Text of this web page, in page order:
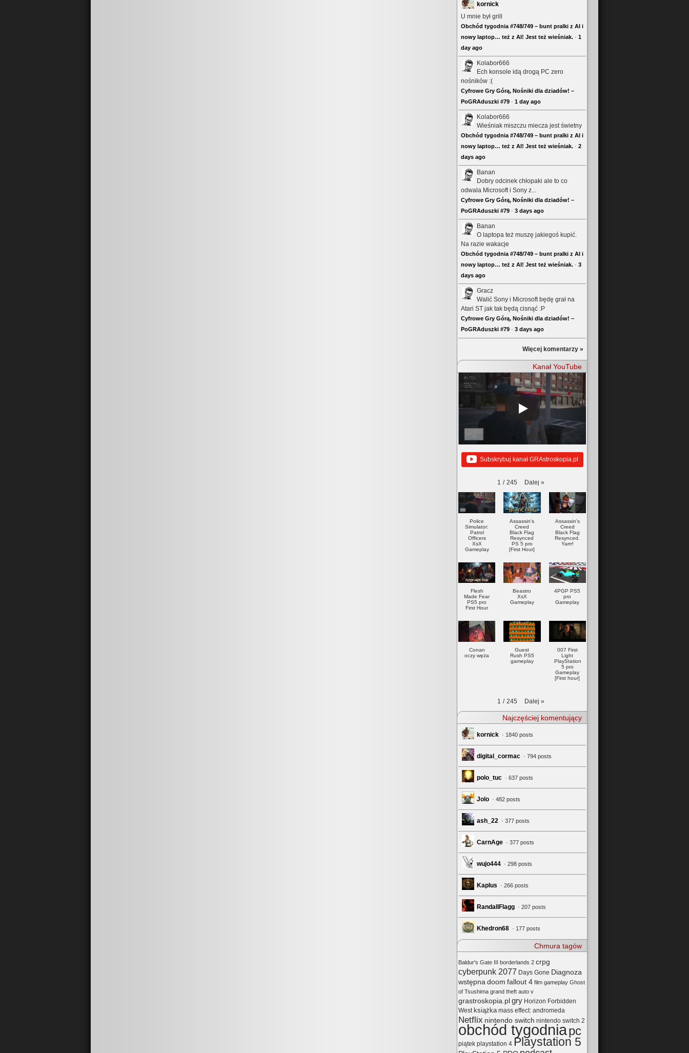
kornick
U mnie był grill
Obchód tygodnia #748/749 – bunt pralki z AI i
nowy laptop… też z AI! Jest też wieśniak. · 1
day ago
Kolabor666
Ech konsole idą drogą PC zero
nośników :(
Cyfrowe Gry Górą, Nośniki dla dziadów! –
PoGRAduszki #79 · 1 day ago
Kolabor666
Wieśniak miszczu miecza jest świetny
Obchód tygodnia #748/749 – bunt pralki z AI i
nowy laptop… też z AI! Jest też wieśniak. · 2
days ago
Banan
Dobry odcinek chłopaki ale to co
odwala Microsoft i Sony z...
Cyfrowe Gry Górą, Nośniki dla dziadów! –
PoGRAduszki #79 · 3 days ago
Banan
O laptopa też muszę jakiegoś kupić.
Na razie wakacje
Obchód tygodnia #748/749 – bunt pralki z AI i
nowy laptop… też z AI! Jest też wieśniak. · 3
days ago
Gracz
Walić Sony i Microsoft będę grał na
Atari ST jak tak będą cisnąć :P
Cyfrowe Gry Górą, Nośniki dla dziadów! –
PoGRAduszki #79 · 3 days ago
Więcej komentarzy »
Kanał YouTube
Subskrybuj kanał GRAstroskopia.pl
1 / 245 Dalej »
Police
Simulator:
Patrol
Officers
XsX
Gameplay
Assassin's
Creed
Black Flag
Resynced
PS 5 pro
[First Hour]
Assassin's
Creed
Black Flag
Resynced.
Yarrr!
Flesh
Made Fear
PS5 pro
First Hour
Beastro
XsX
Gameplay
4PGP PS5
pro
Gameplay
Conan
oczy węża
Guest
Rush PS5
gameplay
007 First
Light
PlayStation
5 pro
Gameplay
[First hour]
1 / 245 Dalej »
Najczęściej komentujący
kornick · 1840 posts
digital_cormac · 794 posts
polo_tuc · 637 posts
Jolo · 482 posts
ash_22 · 377 posts
CarnAge · 377 posts
wujo444 · 298 posts
Kaplus · 266 posts
RandallFlagg · 207 posts
Khedron68 · 177 posts
Chmura tagów
Baldur's Gate III borderlands 2 crpg
cyberpunk 2077 Days Gone Diagnoza
wstępnadoom fallout 4 film gameplay Ghost
of Tsushima grand theft auto v
grastroskopia.pl gry Horizon Forbidden
West książka mass effect: andromeda
Netflix nintendo switch nintendo switch 2
obchód tygodniapc
piątek playstation 4 Playstation 5